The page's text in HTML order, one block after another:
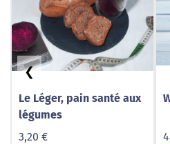
Le Léger, pain santé aux
légumes
3,20 €
❮